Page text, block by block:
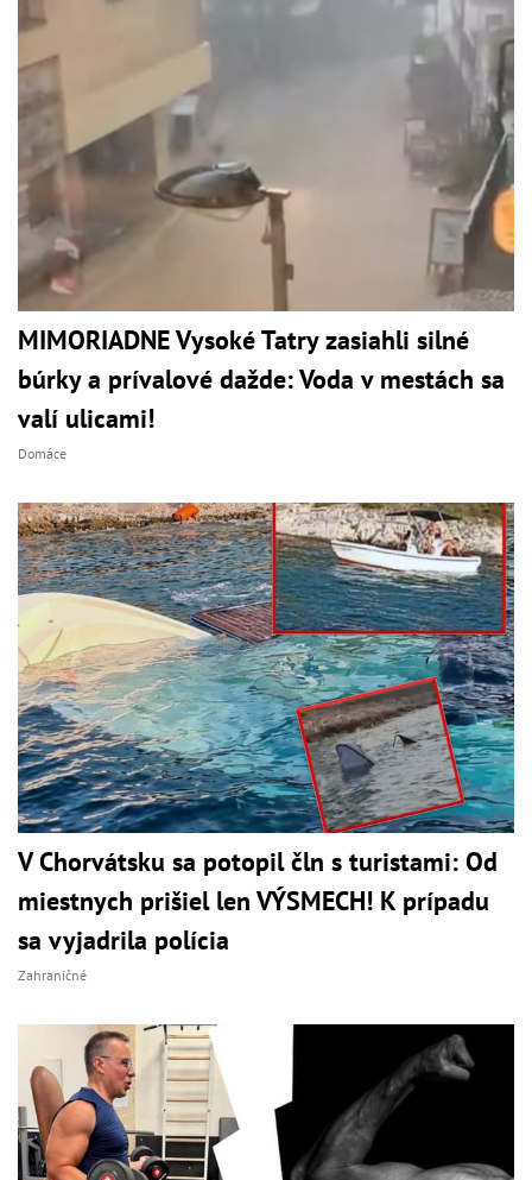
MIMORIADNE Vysoké Tatry zasiahli silné
búrky a prívalové dažde: Voda v mestách sa
valí ulicami!
Domáce
V Chorvátsku sa potopil čln s turistami: Od
miestnych prišiel len VÝSMECH! K prípadu
sa vyjadrila polícia
Zahraničné